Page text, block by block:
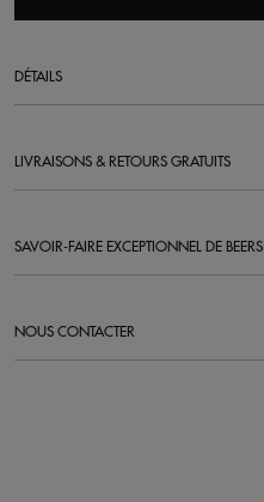
DÉTAILS
LIVRAISONS & RETOURS GRATUITS
SAVOIR-FAIRE EXCEPTIONNEL DE BEERS
NOUS CONTACTER